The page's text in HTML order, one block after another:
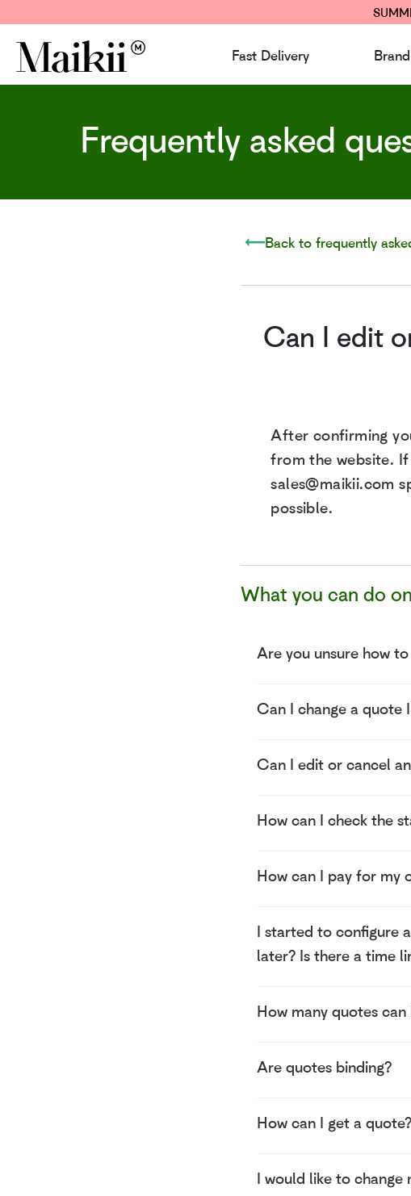
Fast Delivery Brand
Frequently asked
Back to frequently
Can I edit
After confirming
from the website.
sales@maikii.com
possible.
What you can do
Are you unsure how
Can I change a quote
Can I edit or cancel
How can I check the
How can I pay for my
I started to configure
later? Is there a time
How many quotes
Are quotes binding?
How can I get a quote?
I would like to change